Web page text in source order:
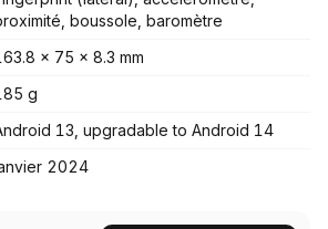
boussole, baromètre
x 75 x 8.3 mm
g
13, upgradable to Android 14
2024